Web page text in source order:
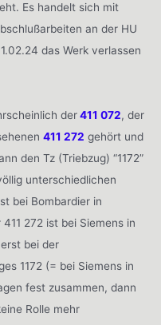
Es handelt sich mit
an der HU
das Werk verlassen
der411 072, der
411 272 gehört und
den Tz (Triebzug) “1172”
unterschiedlichen
bei Bombardier in
272 ist bei Siemens in
bei der
1172 (= bei Siemens in
fest zusammen, dann
Rolle mehr